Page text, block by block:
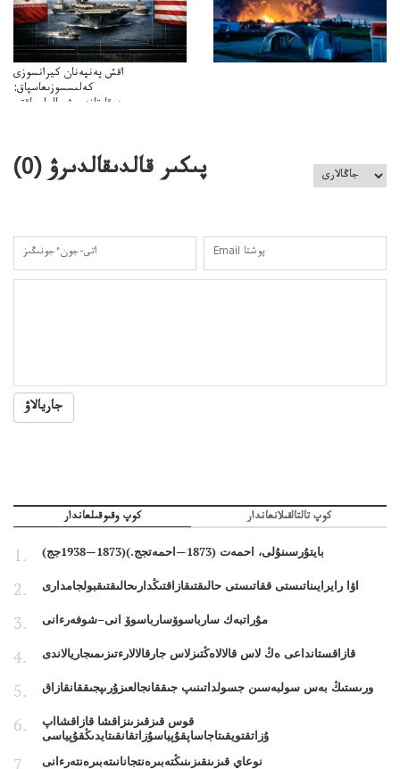
اقش پەنپەنان كيرانسوزى
كەلىسسوزىعاسپاق:
دوقايتازدەسۋىجالعاسپاقتى
پىكىر قالدىقالدىرۋ (0
)
جاريالاۋ
كوپ وقىوقىلعاندار كوپ تالتالقىلانعاندار
بايتۇرسىنۇلى، احمەت (1873—احمەتجج.)(1873—1938جج)
اۋا رايرايىناتىستى ققاتىستى حالىقتىقازاقتىڭدارىحالىقتىقبولجامدارى
مۇراتبەك سارباسوۆسارباسوۆ انى–شوفەرءانى
قازاقستانداعى ەڭ لاس قالالاەڭتىزلاس جارقالالارءتىزىمىجاريالاندى
ورىستىڭ بەس سولبەسىن جسولداتىنىپ جىققانجالعىزۇرىپجىققانقازاق
قوس قىزقىزىنزاقشا قازاقشااپ
ۇزاتقتويقىتاجاساپقۇپياسۇزاتقانقىتايدىڭقۇپياسى
نوعاي قىزىنقىزىنىڭتەبىرەنتجانانىتەبىرەنتەرءانى